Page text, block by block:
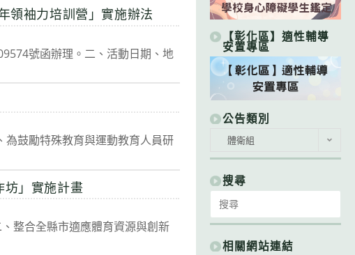
領袖力培訓營」實施辦法
號函辦理。二、活動日期、地
鼓勵特殊教育與運動教育人員研
」實施計畫
整合全縣市適應體育資源與創新
【彰化區】適性輔導
安置專區
公告類別
類
別
體衛組
搜尋
for:
相關網站連結